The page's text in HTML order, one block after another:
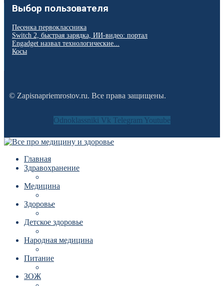
Выбор пользователя
Песенка первоклассника
Switch 2, быстрая зарядка, ИИ-видео: портал
Engadget назвал технологические...
Косы
© Zapisnapriemrostov.ru. Все права защищены.
Odnoklassniki Vk Telegram Youtube
Главная
Здравохранение
Медицина
Здоровье
Детское здоровье
Народная медицина
Питание
ЗОЖ